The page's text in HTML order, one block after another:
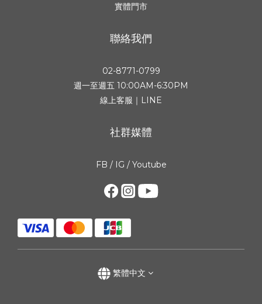
實體門市
聯絡我們
02-8771-0799
週一至週五 10:00AM-6:30PM
線上客服｜LINE
社群媒體
FB /IG / Youtube
繁體中文